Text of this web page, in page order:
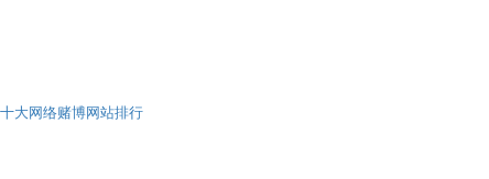
十大网络赌博网站排行